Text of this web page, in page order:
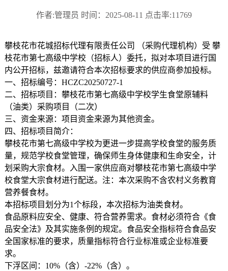
作者:管理员 时间：2025-08-11 点击率:11769
攀枝花市花城招标代理有限责任公司 （采购代理机构）受 攀
枝花市第七高级中学校（招标人）委托，拟对本项目进行国
内公开招标，兹邀请符合本次招标要求的供应商参加投标。
一、招标编号：HCZC20250727-1
二、招标项目：攀枝花市第七高级中学校学生食堂原辅料
（油类）采购项目（二次）
三、资金来源：项目资金来源为其他资金。
四、招标项目简介：
攀枝花市第七高级中学校为更进一步提高学校食堂的服务质
量，规范学校食堂管理，确保师生身体健康和生命安全，计
划采购大宗食材。入围一家供应商对攀枝花市第七高级中学
校食堂大宗食材进行配送。注：本次采购不含农村义务教育
营养餐食材。
本招标项目划分为1个标段，本次招标为油类食材。
食品原料应安全、健康、符合营养需求。食材必须符合《食
品安全法》及其实施条例的规定。食品安全指标符合食品安
全国家标准的要求，质量指标符合行业标准或企业标准要
求。
下浮区间：10%（含）-22%（含）。